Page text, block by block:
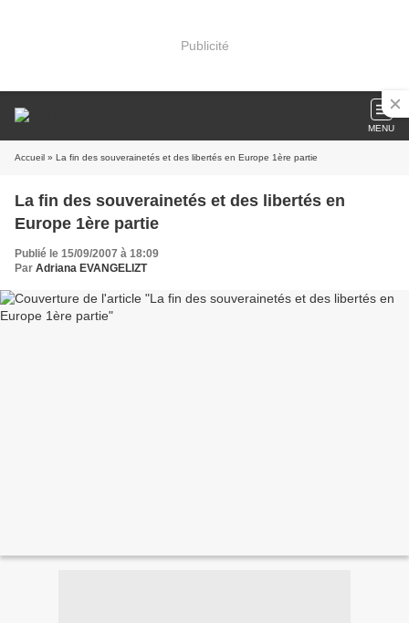
Publicité
MENU
Accueil » La fin des souverainetés et des libertés en Europe 1ère partie
La fin des souverainetés et des libertés en
Europe 1ère partie
Publié le 15/09/2007 à 18:09
Par Adriana EVANGELIZT